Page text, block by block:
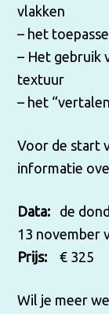
vlakken
– het
– Het gebruik
textuur
– het
Voor de start
informatie
Data: de
13 november
Prijs: € 325
Wil je meer